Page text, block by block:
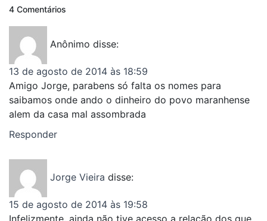
4 Comentários
Anônimo disse:
13 de agosto de 2014 às 18:59
Amigo Jorge, parabens só falta os nomes para
saibamos onde ando o dinheiro do povo maranhense
alem da casa mal assombrada
Responder
Jorge Vieira disse:
15 de agosto de 2014 às 19:58
Infelizmente, ainda não tive acesso a relação dos que